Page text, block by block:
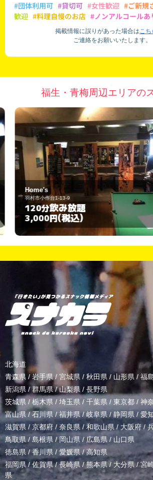
#団体利用可 #貸切可 #女性歓迎 #ご新規
歓迎 #料理自慢のお店 #ノンアルコールあ
掲載情報に誤りがあった場合はこち
ご連絡をお願いいたします。
福生・青梅周辺エリアの
かりゆしシーサ
あきる野市油平1-10
60分飲み放題
3,000円(税込)
北海道
青森県 / 岩手県/ 宮城県 / 秋田県 / 山形県/ 福
新潟県 /群馬県/山梨県 / 長野県
茨城県 / 栃木県 / 埼玉県 / 千葉県 / 東京都 / 神
富山県 /石川県/福井県/岐阜県 / 静岡県 / 愛
滋賀県 / 京都府 / 奈良県 / 和歌山県/ 大阪府 /
鳥取県/ 島根県 /岡山県/ 広島県 / 山口県
徳島県 /香川県 / 愛媛県/高知県
福岡県/佐賀県/長崎県 /熊本県/ 大分県/宮
県